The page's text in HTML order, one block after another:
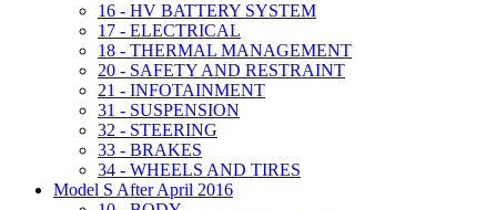
16 - HV BATTERY SYSTEM
17 - ELECTRICAL
18 - THERMAL MANAGEMENT
20 - SAFETY AND RESTRAINT
21 - INFOTAINMENT
31 - SUSPENSION
32 - STEERING
33 - BRAKES
34 - WHEELS AND TIRES
Model S After April 2016